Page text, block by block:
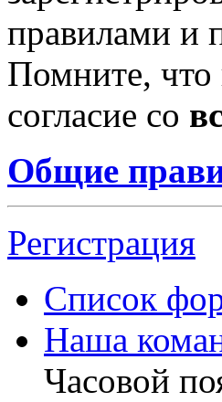
правилами и
Помните, что
согласие со
Общие
Регистрация
Список
Наша
Часовой